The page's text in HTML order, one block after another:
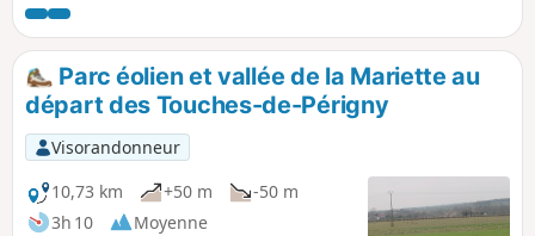
grandes cultures, au delà, et moitié en forêt de Chizé à
l'Ouest de l'Asinerie du Baudet du Poitou.
Parc éolien et vallée de la Mariette au
départ des Touches-de-Périgny
Visorandonneur
10,73 km
+50 m
-50 m
3h 10
Moyenne